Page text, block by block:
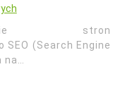
stron
(Search Engine